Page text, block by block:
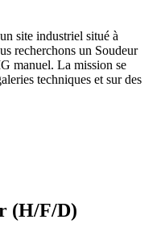
site industriel situé à
recherchons un Soudeur
manuel. La mission se
techniques et sur des
(H/F/D)